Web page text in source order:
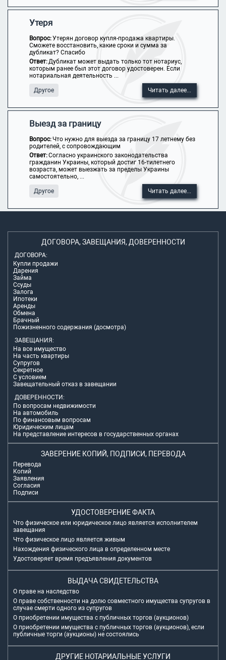
Утеря
Вопрос:Утерян договор купля-продажа квартиры.
Сможете восстановить, какие сроки и сумма за
дубликат? Спасибо
Ответ:Дубликат может выдать только тот нотариус,
которым ранее был этот договор удостоверен. Если
нотариальная деятельность ...
Другое Читать далее...
Выезд за границу
Вопрос:Что нужно для выезда за границу 17 летнему без
родителей, с сопровождающим
Ответ:Согласно украинского законодательства
гражданин Украины, который достиг 16-тилетнего
возраста, может выезжать за пределы Украины
самостоятельно, ...
Другое Читать далее...
ДОГОВОРА, ЗАВЕЩАНИЯ, ДОВЕРЕННОСТИ
ДОГОВОРА:
Купли продажи
Дарения
Займа
Ссуды
Залога
Ипотеки
Аренды
Обмена
Брачный
Пожизненного содержания (досмотра)
ЗАВЕЩАНИЯ:
На все имущество
На часть квартиры
Супругов
Секретное
С условием
Завещательный отказ в завещании
ДОВЕРЕННОСТИ:
По вопросам недвижимости
На автомобиль
По финансовым вопросам
Юридическим лицам
На представление интересов в государственных органах
ЗАВЕРЕНИЕ КОПИЙ, ПОДПИСИ, ПЕРЕВОДА
Перевода
Копий
Заявления
Согласия
Подписи
УДОСТОВЕРЕНИЕ ФАКТА
Что физическое или юридическое лицо является исполнителем
завещания
Что физическое лицо является живым
Нахождения физического лица в определенном месте
Удостоверяет время предъявления документов
ВЫДАЧА СВИДЕТЕЛЬСТВА
О праве на наследство
О праве собственности на долю совместного имущества супругов в
случае смерти одного из супругов
О приобретении имущества с публичных торгов (аукционов)
О приобретении имущества с публичных торгов (аукционов), если
публичные торги (аукционы) не состоялись
ДРУГИЕ НОТАРИАЛЬНЫЕ УСЛУГИ